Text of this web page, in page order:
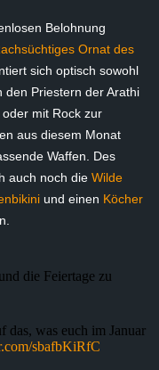
Belohnung
Ornat des
sich optisch sowohl
den Priestern der Arathi
mit Rock zur
aus diesem Monat
Waffen. Des
auch noch die Wilde
und einen Köcher
die Feiertage zu
das, was euch im Januar
sbafbKiRfC